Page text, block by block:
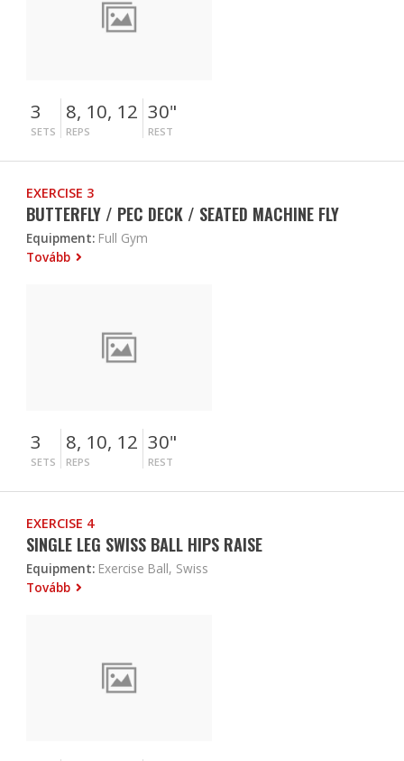
3
SETS
8, 10, 12
REPS
30"
REST
EXERCISE 3
BUTTERFLY / PEC DECK / SEATED MACHINE FLY
Equipment: Full Gym
Tovább
3
SETS
8, 10, 12
REPS
30"
REST
EXERCISE 4
SINGLE LEG SWISS BALL HIPS RAISE
Equipment: Exercise Ball, Swiss
Tovább